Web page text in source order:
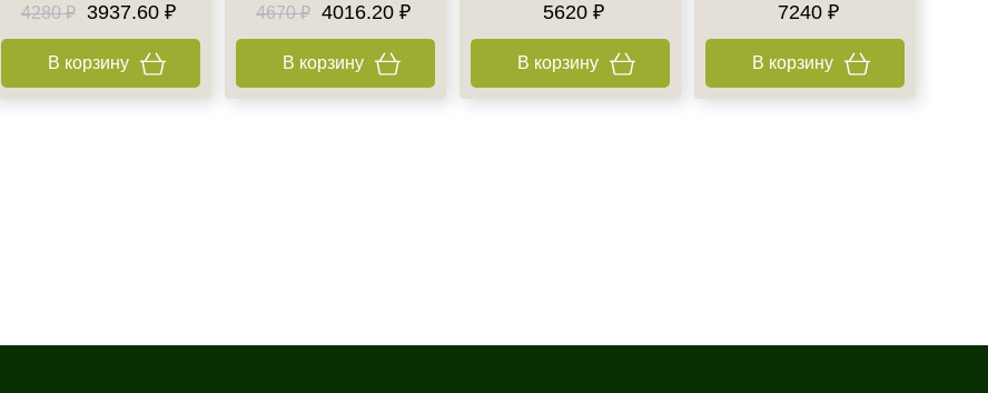
4280 ₽
3937.60 ₽
В корзину
4670 ₽
4016.20 ₽
В корзину
5620 ₽
В корзину
7240 ₽
В корзину